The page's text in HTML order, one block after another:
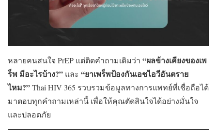
หลายคนสนใจ PrEP แต่ติดคำถามเดิมว่า “ผลข้างเคียงของเพ
ร็พ มีอะไรบ้าง?” และ “ยาเพร็พป้องกันเอชไอวีอันตราย
ไหม?”Thai HIV 365 รวบรวมข้อมูลทางการแพทย์ที่เชื่อถือได้
มาตอบทุกคำถามเหล่านี้ เพื่อให้คุณตัดสินใจได้อย่างมั่นใจ
และปลอดภัย